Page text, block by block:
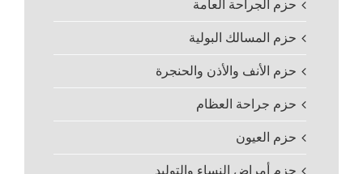
حزم الجراحة العامة
حزم المسالك البولية
حزم الأنف والأذن والحنجرة
حزم جراحة العظام
حزم العيون
حزم أمراض النساء والتوليد